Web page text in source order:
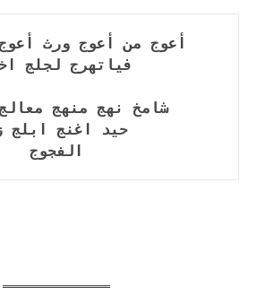
الفجوج